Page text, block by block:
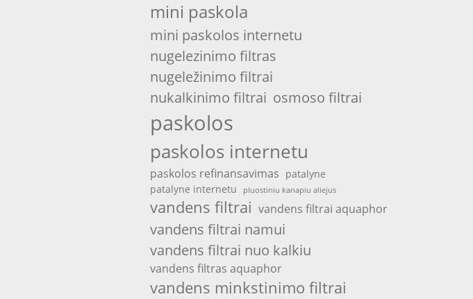
mini paskola
mini paskolos internetu
nugelezinimo filtras
nugeležinimo filtrai
nukalkinimo filtrai osmoso filtrai
paskolos
paskolos internetu
paskolos refinansavimas patalyne
patalyne internetu
pluostiniu kanapiu aliejus
vandens filtrai vandens filtrai aquaphor
vandens filtrai namui
vandens filtrai nuo kalkiu
vandens filtras aquaphor
vandens minkstinimo filtrai